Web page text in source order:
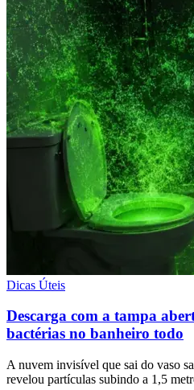
Dicas Úteis
Descarga com a tampa
bactérias no banheiro todo
A nuvem invisível que sai do vaso
revelou partículas subindo a 1,5